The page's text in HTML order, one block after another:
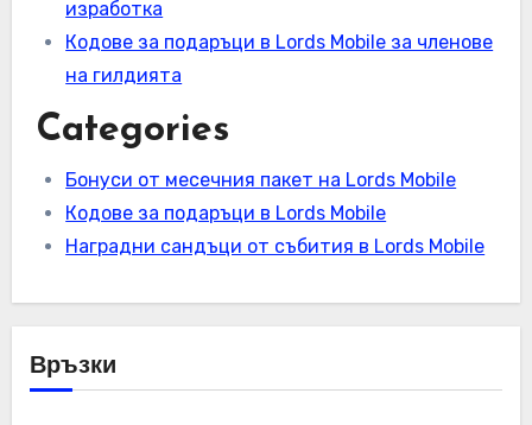
изработка
Кодове за подаръци в Lords Mobile за членове
на гилдията
Categories
Бонуси от месечния пакет на Lords Mobile
Кодове за подаръци в Lords Mobile
Наградни сандъци от събития в Lords Mobile
Връзки